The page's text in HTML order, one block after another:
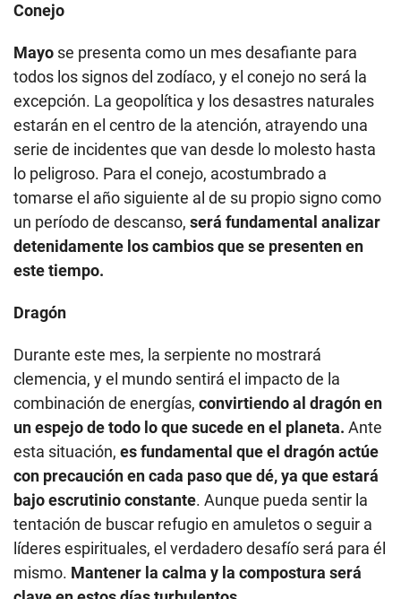
Conejo
Mayo se presenta como un mes desafiante para
todos los signos del zodíaco, y el conejo no será la
excepción. La geopolítica y los desastres naturales
estarán en el centro de la atención, atrayendo una
serie de incidentes que van desde lo molesto hasta
lo peligroso. Para el conejo, acostumbrado a
tomarse el año siguiente al de su propio signo como
un período de descanso, será fundamental analizar
detenidamente los cambios que se presenten en
este tiempo.
Dragón
Durante este mes, la serpiente no mostrará
clemencia, y el mundo sentirá el impacto de la
combinación de energías, convirtiendo al dragón en
un espejo de todo lo que sucede en el planeta. Ante
esta situación, es fundamental que el dragón actúe
con precaución en cada paso que dé, ya que estará
bajo escrutinio constante. Aunque pueda sentir la
tentación de buscar refugio en amuletos o seguir a
líderes espirituales, el verdadero desafío será para él
mismo. Mantener la calma y la compostura será